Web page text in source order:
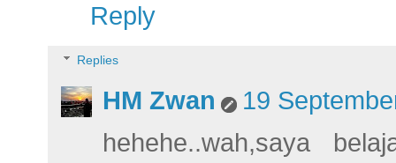
Reply
Replies
HM Zwan
19
hehehe..wah,saya